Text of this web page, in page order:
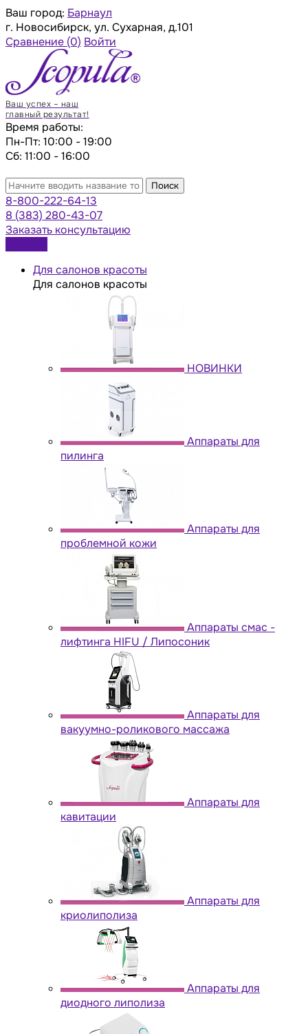
Ваш город: Барнаул
г. Новосибирск, ул. Сухарная, д.101
Сравнение (0) Войти
Ваш успех – наш
главный результат!
Время работы:
Пн-Пт: 10:00 - 19:00
Сб: 11:00 - 16:00
Поиск
8-800-222-64-13
8 (383) 280-43-07
Заказать консультацию
Для салонов красоты
Для салонов красоты
НОВИНКИ
Аппараты для
пилинга
Аппараты для
проблемной кожи
Аппараты cмас -
лифтинга HIFU / Липосоник
Аппараты для
вакуумно-роликового массажа
Аппараты для
кавитации
Аппараты для
криолиполиза
Аппараты для
диодного липолиза